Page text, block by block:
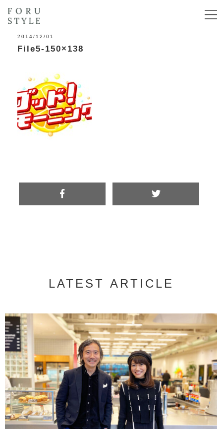
2014/12/01
File5-150×138
LATEST ARTICLE